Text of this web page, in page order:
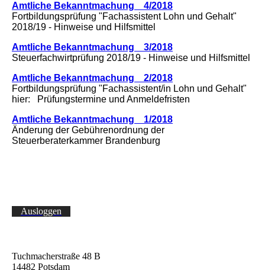
Amtliche Bekanntmachung 4/2018
Fortbildungsprüfung "Fachassistent Lohn und Gehalt"
2018/19 - Hinweise und Hilfsmittel
Amtliche Bekanntmachung 3/2018
Steuerfachwirtprüfung 2018/19 - Hinweise und Hilfsmittel
Amtliche Bekanntmachung 2/2018
Fortbildungsprüfung "Fachassistent/in Lohn und Gehalt"
hier: Prüfungstermine und Anmeldefristen
Amtliche Bekanntmachung 1/2018
Änderung der Gebührenordnung der
Steuerberaterkammer Brandenburg
Ausloggen
Tuchmacherstraße 48 B
14482 Potsdam